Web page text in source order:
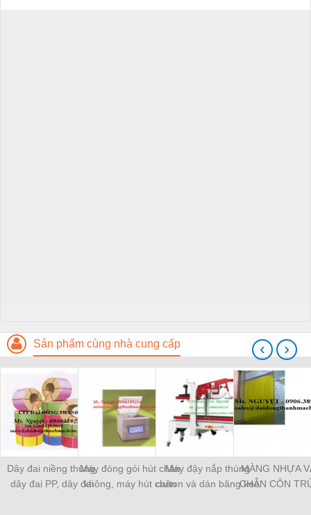
Sản phẩm cùng nhà cung cấp
Dây đai niềng thùng,
dây đai PP, dây đai
Máy đóng gói hút chân
không, máy hút chân
Máy đậy nắp thùng
carton và dán băng keo
MÀNG NHỰA
CHẮN CÔN
‹ ›